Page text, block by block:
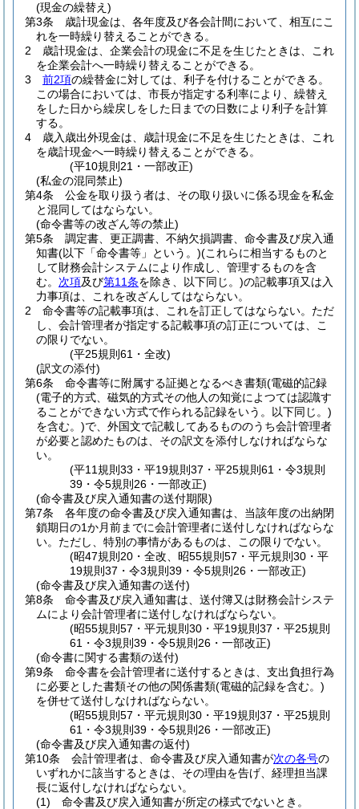
(現金の繰替え)
第3条
歳計現金は、各年度及び各会計間において、相互にこ
れを一時繰り替えることができる。
2
歳計現金は、企業会計の現金に不足を生じたときは、これ
を企業会計へ一時繰り替えることができる。
3
前2項の繰替金に対しては、利子を付けることができる。
この場合においては、市長が指定する利率により、繰替え
をした日から繰戻しをした日までの日数により利子を計算
する。
4
歳入歳出外現金は、歳計現金に不足を生じたときは、これ
を歳計現金へ一時繰り替えることができる。
(平10規則21・一部改正)
(私金の混同禁止)
第4条
公金を取り扱う者は、その取り扱いに係る現金を私金
と混同してはならない。
(命令書等の改ざん等の禁止)
第5条
調定書、更正調書、不納欠損調書、命令書及び戻入通
知書(以下「命令書等」という。)(これらに相当するものと
して財務会計システムにより作成し、管理するものを含
む。 次項及び第11条を除き、以下同じ。)の記載事項又は入
力事項は、これを改ざんしてはならない。
2
命令書等の記載事項は、これを訂正してはならない。 ただ
し、会計管理者が指定する記載事項の訂正については、こ
の限りでない。
(平25規則61・全改)
(訳文の添付)
第6条
命令書等に附属する証拠となるべき書類(電磁的記録
(電子的方式、磁気的方式その他人の知覚によつては認識す
ることができない方式で作られる記録をいう。以下同じ。)
を含む。)で、外国文で記載してあるもののうち会計管理者
が必要と認めたものは、その訳文を添付しなければならな
い。
(平11規則33・平19規則37・平25規則61・令3規則
39・令5規則26・一部改正)
(命令書及び戻入通知書の送付期限)
第7条
各年度の命令書及び戻入通知書は、当該年度の出納閉
鎖期日の1か月前までに会計管理者に送付しなければならな
い。 ただし、特別の事情があるものは、この限りでない。
(昭47規則20・全改、昭55規則57・平元規則30・平
19規則37・令3規則39・令5規則26・一部改正)
(命令書及び戻入通知書の送付)
第8条
命令書及び戻入通知書は、送付簿又は財務会計システ
ムにより会計管理者に送付しなければならない。
(昭55規則57・平元規則30・平19規則37・平25規則
61・令3規則39・令5規則26・一部改正)
(命令書に関する書類の送付)
第9条
命令書を会計管理者に送付するときは、支出負担行為
に必要とした書類その他の関係書類(電磁的記録を含む。)
を併せて送付しなければならない。
(昭55規則57・平元規則30・平19規則37・平25規則
61・令3規則39・令5規則26・一部改正)
(命令書及び戻入通知書の返付)
第10条
会計管理者は、命令書及び戻入通知書が次の各号の
いずれかに該当するときは、その理由を告げ、経理担当課
長に返付しなければならない。
(1)
命令書及び戻入通知書が所定の様式でないとき。